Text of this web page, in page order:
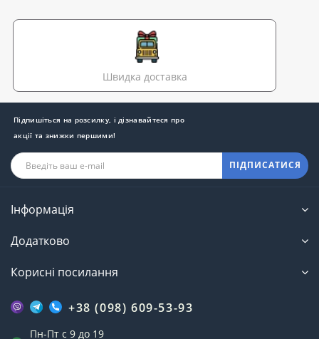
Швидка доставка
Підпишіться на розсилку, і дізнавайтеся про
акції та знижки першими!
ПІДПИСАТИСЯ
Інформація
Додатково
Корисні посилання
+38 (098) 609-53-93
Пн-Пт с 9 до 19